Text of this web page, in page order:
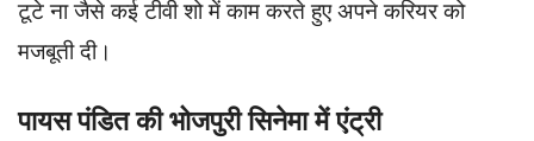
टूटे ना जैसे कई टीवी शो में काम करते हुए अपने करियर को
मजबूती दी।
पायस पंडित की भोजपुरी सिनेमा में एंट्री